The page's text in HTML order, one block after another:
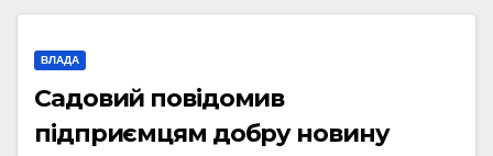
ВЛАДА
Садовий повідомив
підприємцям добру новину